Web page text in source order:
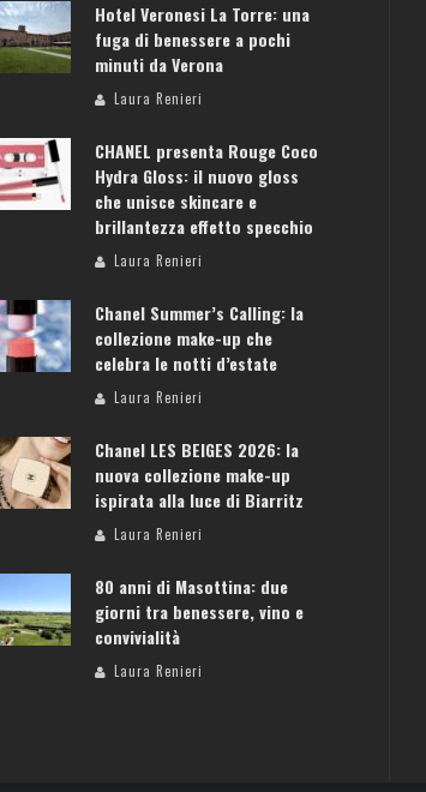
Hotel Veronesi La Torre: una
fuga di benessere a pochi
minuti da Verona
Laura Renieri
CHANEL presenta Rouge Coco
Hydra Gloss: il nuovo gloss
che unisce skincare e
brillantezza effetto specchio
Laura Renieri
Chanel Summer’s Calling: la
collezione make-up che
celebra le notti d’estate
Laura Renieri
Chanel LES BEIGES 2026: la
nuova collezione make-up
ispirata alla luce di Biarritz
Laura Renieri
80 anni di Masottina: due
giorni tra benessere, vino e
convivialità
Laura Renieri
ATENE: GUIDA PER IL WEEKEND PERFETTO